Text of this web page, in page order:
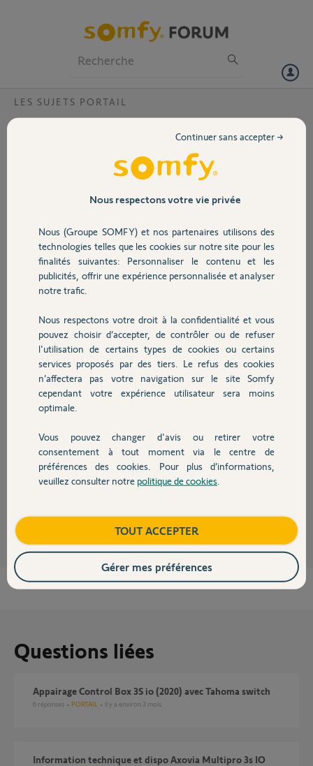
Volet
Sécurité
Domotique
Chauffage
Autres produits
Devis avec un pro
Contact
LES SUJETS PORTAIL
Est-il possible d'ajouter un jeu de cellule
photoelectrique supplémentaires sur un
systeme Axovia 3S IO ?
supplémentaires sur un systeme Axovia 3S IO ?
Si oui quel est le modele à prendre svp?
Merci,
Participer au fil de discussion
Réponses
Vous avez vos réponses P10 notice box.
Cellules Master Pro.
Raccordement A ou C.
Bonne journée à vous.
Questions liées
Appairage Control Box 3S io (2020) avec Tahoma switch
6 réponses PORTAIL il y a environ 2 mois
Information technique et dispo Axovia Multipro 3s IO
Nous respectons votre vie privée
Nous (Groupe SOMFY) et nos partenaires utilisons des
technologies telles que les cookies sur notre site pour les
finalités suivantes: Personnaliser le contenu et les
publicités, offrir une expérience personnalisée et analyser
notre trafic.
Nous respectons votre droit à la confidentialité et vous
pouvez choisir d’accepter, de contrôler ou de refuser
l'utilisation de certains types de cookies ou certains
services proposés par des tiers. Le refus des cookies
n’affectera pas votre navigation sur le site Somfy
cependant votre expérience utilisateur sera moins
optimale.
Vous pouvez changer d'avis ou retirer votre
consentement à tout moment via le centre de
préférences des cookies. Pour plus d’informations,
veuillez consulter notre politique de cookies
Continuer sans accepter →
TOUT ACCEPTER
Gérer mes préférences